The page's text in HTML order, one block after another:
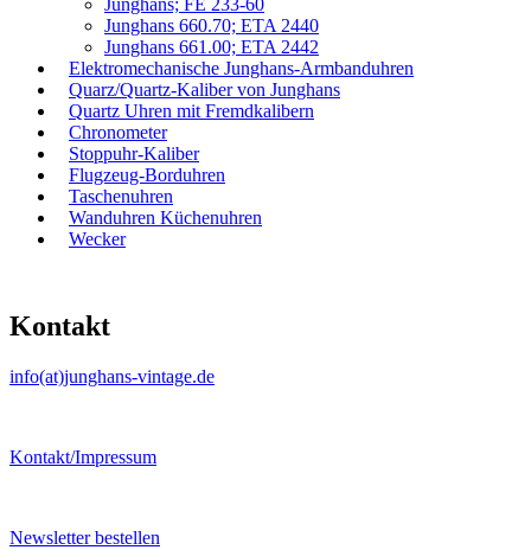
Junghans 660.70; ETA 2440
Junghans 661.00; ETA 2442
Elektromechanische Junghans-Armbanduhren
Quarz/Quartz-Kaliber von Junghans
Quartz Uhren mit Fremdkalibern
Chronometer
Stoppuhr-Kaliber
Flugzeug-Borduhren
Taschenuhren
Wanduhren Küchenuhren
Wecker
Kontakt
info(at)junghans-vintage.de
Kontakt/Impressum
Newsletter bestellen